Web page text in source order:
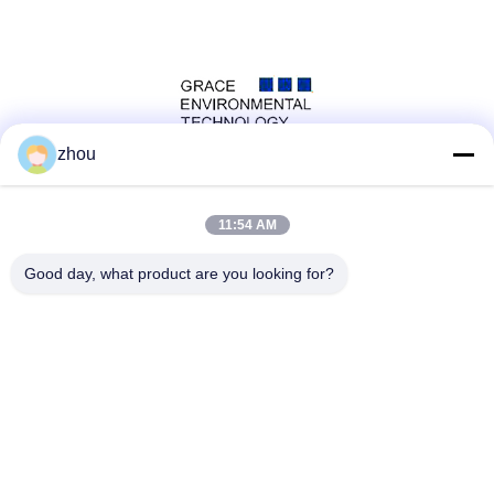
zhou
11:54 AM
Good day, what product are you looking for?